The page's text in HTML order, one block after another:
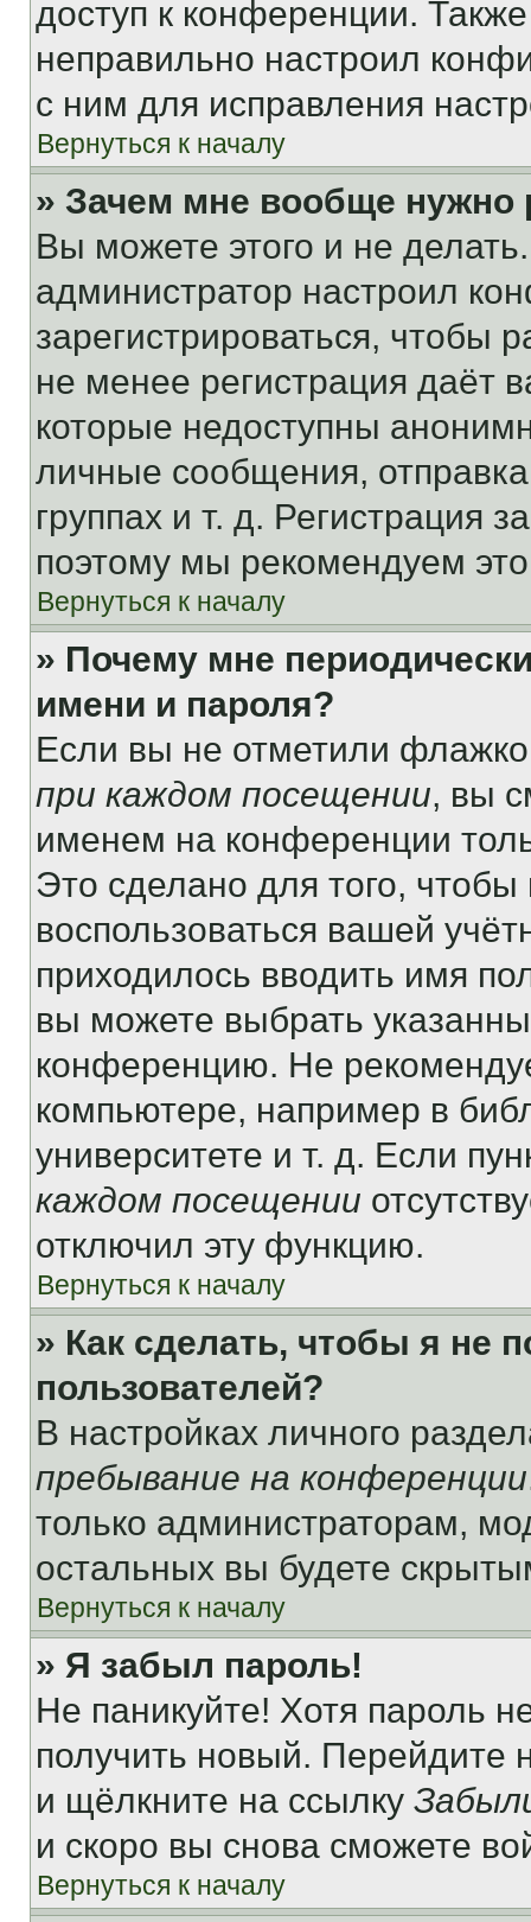
доступ к конференции.
неправильно настроил
с ним для исправления
Вернуться к началу
» Зачем мне вообще нужно
Вы можете этого и не
администратор настроил
зарегистрироваться, чтобы
не менее регистрация даёт
которые недоступны
личные сообщения,
группах и т. д. Регистрация
поэтому мы рекомендуем
Вернуться к началу
» Почему мне
имени и пароля?
Если вы не отметили
при каждом посещении, вы
именем на конференции
Это сделано для того, чтобы
воспользоваться вашей
приходилось вводить имя
вы можете выбрать
конференцию. Не
компьютере, например в
университете и т. д. Если
каждом посещении
отключил эту функцию.
Вернуться к началу
» Как сделать, чтобы я не
пользователей?
В настройках личного
пребывание на конференции
только администраторам,
остальных вы будете
Вернуться к началу
» Я забыл пароль!
Не паникуйте! Хотя пароль
получить новый. Перейдите
и щёлкните на ссылку
и скоро вы снова сможете
Вернуться к началу